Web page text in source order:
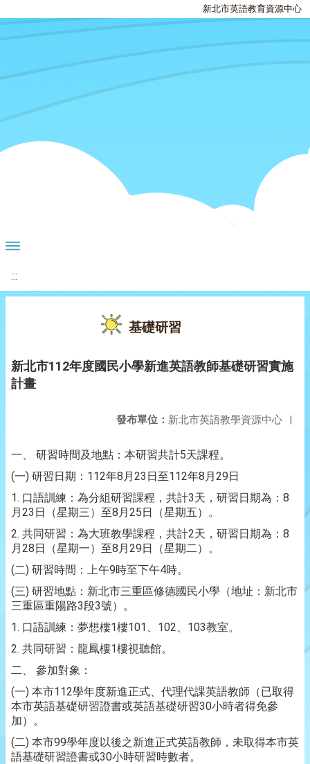
新北市英語教育資源中心
:::
基礎研習
新北市112年度國民小學新進英語教師基礎研習實施
計畫
發布單位： 新北市英語教學資源中心 |
一、 研習時間及地點：本研習共計5天課程。
(一) 研習日期： 112年8 月 23 日至112年8 月 29 日
1. 口語訓練：為分組研習課程，共計3天，研習日期為： 8
月 23 日（星期三）至8 月 25 日（星期五）。
2. 共同研習：為大班教學課程，共計2天，研習日期為： 8
月 28 日（星期一）至8 月 29 日（星期二）。
(二) 研習時間：上午9時至下午4時。
(三) 研習地點：新北市三重區修德國民小學（地址：新北市
三重區重陽路3段3號）。
1. 口語訓練：夢想樓1樓101 102 103教室。
2. 共同研習：龍鳳樓1樓視聽館。
二、
參加對象：
(一) 本市112學年度新進正式、代理代課英語教師（已取得
本市英語基礎研習證書或英語基礎研習30小時者得免參
加）。
(二) 本市99學年度以後之新進正式英語教師，未取得本市英
語基礎研習證書或30小時研習時數者。